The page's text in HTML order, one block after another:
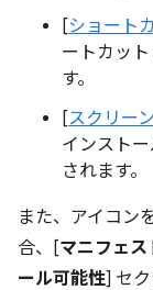
[ショート
ートカッ
す。
[スクリー
インスト
されます。
また、アイコン
合、[マニフェス
ール可能性] セ